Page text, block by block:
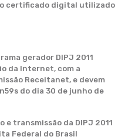
certificado digital utilizado
gerador DIPJ 2011
da Internet, com a
Receitanet, e devem
do dia 30 de junho de
e transmissão da DIPJ 2011
Federal do Brasil